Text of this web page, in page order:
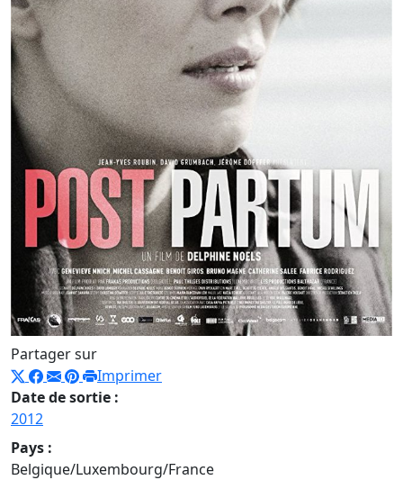
Partager sur
Imprimer
Date de sortie :
2012
Pays :
Belgique/Luxembourg/France